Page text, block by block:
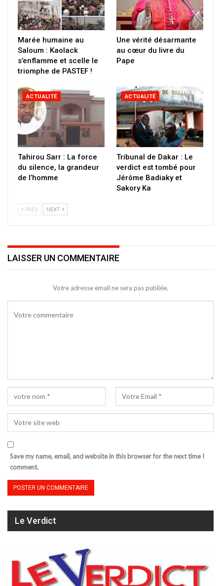
Marée humaine au
Saloum : Kaolack
s’enflamme et scelle le
triomphe de PASTEF !
Une vérité désarmante
au cœur du livre du
Pape
ACTUALITÉ
Tahirou Sarr : La force
du silence, la grandeur
de l’homme
ACTUALITÉ
Tribunal de Dakar : Le
verdict est tombé pour
Jérôme Badiaky et
Sakory Ka
PREV NEXT
LAISSER UN COMMENTAIRE
Votre adresse email ne sera pas publiée.
Save my name, email, and website in this browser for the next time I
comment.
Le Verdict